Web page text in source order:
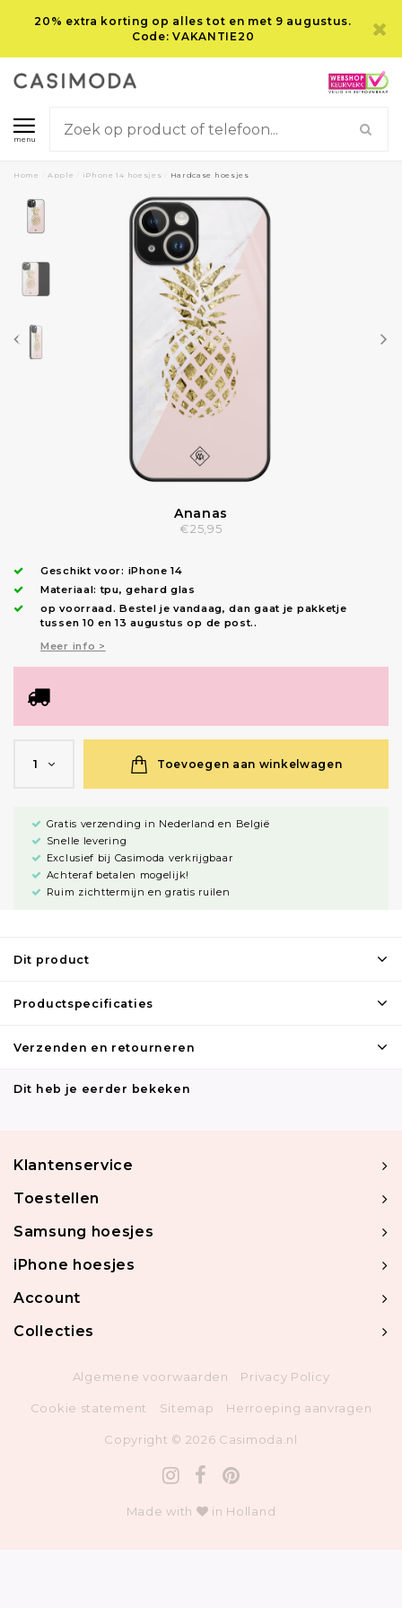
20% extra korting op alles tot en met 9 augustus.
Code: VAKANTIE20
menu
Home Apple iPhone 14 hoesjes Hardcase hoesjes
Ananas
€25,95
Geschikt voor: iPhone 14
Materiaal: tpu, gehard glas
op voorraad.Bestel je vandaag, dan gaat je pakketje
tussen 10 en 13 augustus op de post..
Meer info >
1 Toevoegen aan winkelwagen
Gratis verzending in Nederland en België
Snelle levering
Exclusief bij Casimoda verkrijgbaar
Achteraf betalen mogelijk!
Ruim zichttermijn en gratis ruilen
Dit product
Productspecificaties
Verzenden en retourneren
Dit heb je eerder bekeken
Klantenservice
Toestellen
Samsung hoesjes
iPhone hoesjes
Account
Collecties
Algemene voorwaarden Privacy Policy
Cookie statement Sitemap Herroeping aanvragen
Copyright © 2026 Casimoda.nl
Made with in Holland